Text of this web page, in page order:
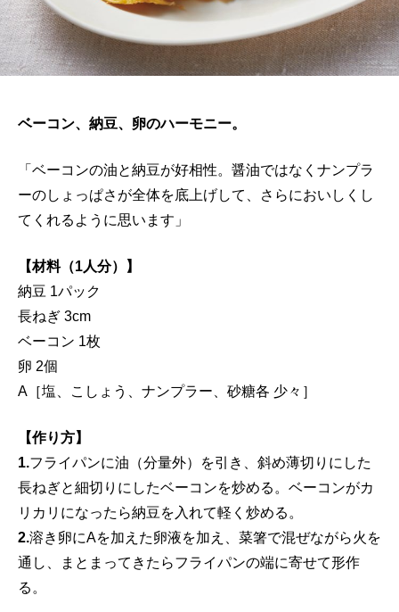
ベーコン、納豆、卵のハーモニー。
「ベーコンの油と納豆が好相性。醤油ではなくナンプラ
ーのしょっぱさが全体を底上げして、さらにおいしくし
てくれるように思います」
【材料（1人分）】
納豆 1パック
長ねぎ 3cm
ベーコン 1枚
卵 2個
A［塩、こしょう、ナンプラー、砂糖各 少々］
【作り方】
1.フライパンに油（分量外）を引き、斜め薄切りにした
長ねぎと細切りにしたベーコンを炒める。ベーコンがカ
リカリになったら納豆を入れて軽く炒める。
2.溶き卵にAを加えた卵液を加え、菜箸で混ぜながら火を
通し、まとまってきたらフライパンの端に寄せて形作
る。